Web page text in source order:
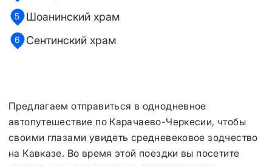
5 Шоанинский храм
6 Сентинский храм
Предлагаем отправиться в однодневное
автопутешествие по Карачаево-Черкесии, чтобы
своими глазами увидеть средневековое зодчество
на Кавказе. Во время этой поездки вы посетите